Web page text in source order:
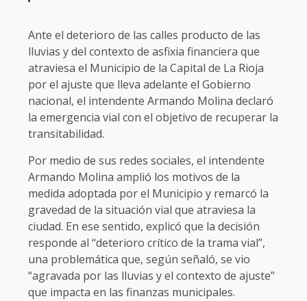
Ante el deterioro de las calles producto de las
lluvias y del contexto de asfixia financiera que
atraviesa el Municipio de la Capital de La Rioja
por el ajuste que lleva adelante el Gobierno
nacional, el intendente Armando Molina declaró
la emergencia vial con el objetivo de recuperar la
transitabilidad.
Por medio de sus redes sociales, el intendente
Armando Molina amplió los motivos de la
medida adoptada por el Municipio y remarcó la
gravedad de la situación vial que atraviesa la
ciudad. En ese sentido, explicó que la decisión
responde al “deterioro crítico de la trama vial”,
una problemática que, según señaló, se vio
“agravada por las lluvias y el contexto de ajuste”
que impacta en las finanzas municipales.